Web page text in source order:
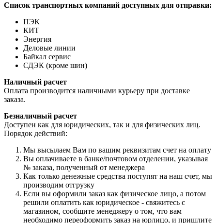
Список транспортных компаний доступных для отправки:
ПЭК
КИТ
Энергия
Деловые линии
Байкал сервис
СДЭК (кроме шин)
Наличный расчет
Оплата производится наличными курьеру при доставке
заказа.
Безналичный расчет
Доступен как для юридических, так и для физических лиц.
Порядок действий:
Мы высылаем Вам по вашим реквизитам счет на оплату
Вы оплачиваете в банке/почтовом отделении, указывая
№ заказа, полученный от менеджера
Как только денежные средства поступят на наш счет, мы
производим отгрузку
Если вы оформили заказ как физическое лицо, а потом
решили оплатить как юридическое - свяжитесь с
магазином, сообщите менеджеру о том, что вам
необходимо переоформить заказ на юрлицо, и пришлите